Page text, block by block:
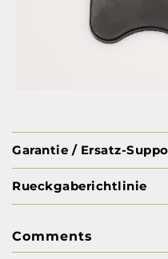
Garantie / Ersatz-
Rueckgaberichtlinie
Comments